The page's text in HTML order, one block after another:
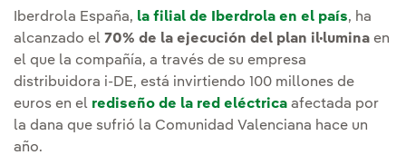
Iberdrola España, la filial de Iberdrola en el país, ha
alcanzado el 70% de la ejecución del plan il·lumina en
el que la compañía, a través de su empresa
distribuidora i-DE, está invirtiendo 100 millones de
euros en el rediseño de la red eléctrica afectada por
la dana que sufrió la Comunidad Valenciana hace un
año.